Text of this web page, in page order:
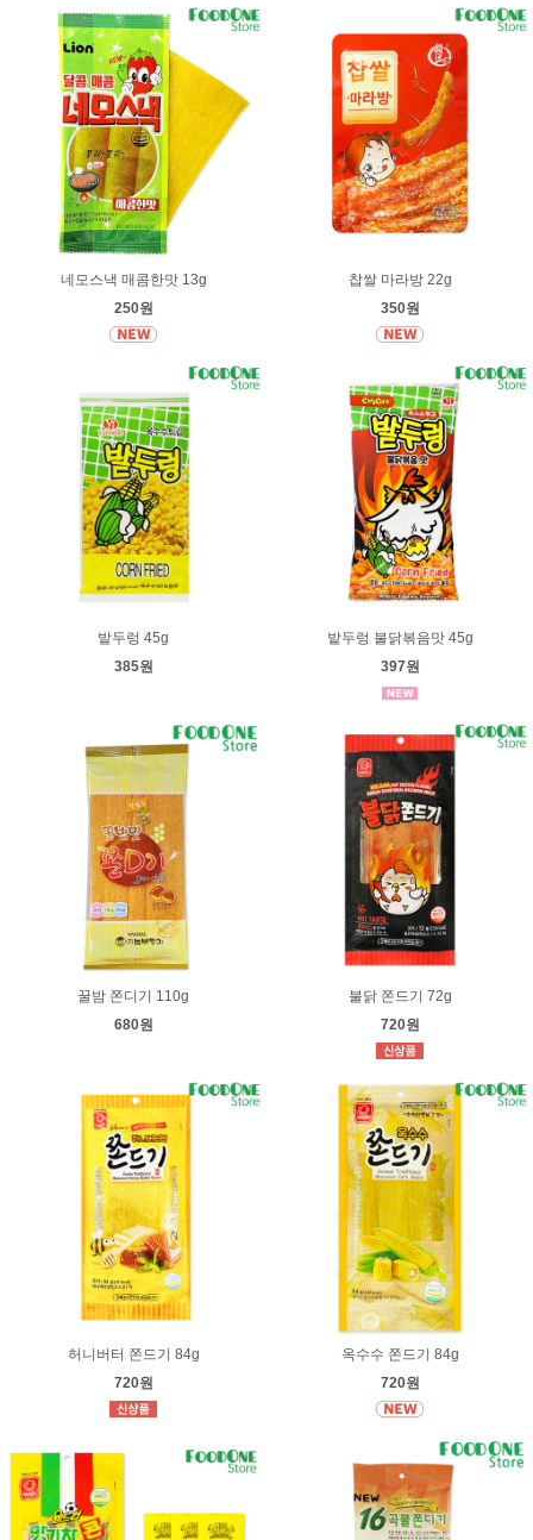
네모스낵 매콤한맛 13g
250원
찹쌀 마라방 22g
350원
밭두렁 45g
385원
밭두렁 불닭볶음맛 45g
397원
꿀밤 쫀디기 110g
680원
불닭 쫀드기 72g
720원
허니버터 쫀드기 84g
720원
옥수수 쫀드기 84g
720원